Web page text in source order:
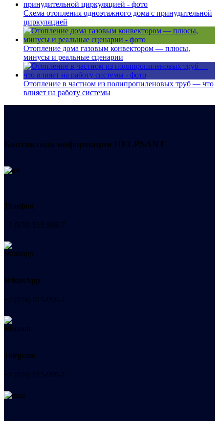
Схема отопления одноэтажного дома с принудительной
циркуляцией
Отопление дома газовым конвектором — плюсы,
минусы и реальные сценарии
Отопление в частном из полипропиленовых труб — что
влияет на работу системы
Контактная информация HELPSANT
Телефон
+7 (978) 515-999-7
WhatsApp
+7 (978) 515-999-7
Telegram
+7 (978) 515-999-7